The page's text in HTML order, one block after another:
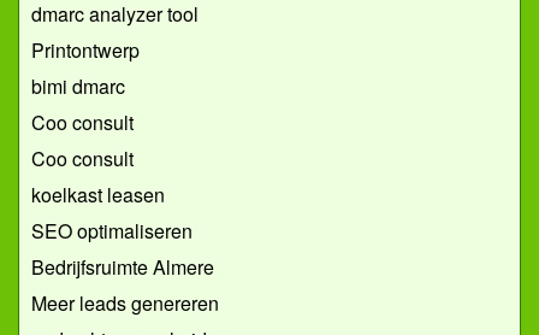
dmarc analyzer tool
Printontwerp
bimi dmarc
Coo consult
Coo consult
koelkast leasen
SEO optimaliseren
Bedrijfsruimte Almere
Meer leads genereren